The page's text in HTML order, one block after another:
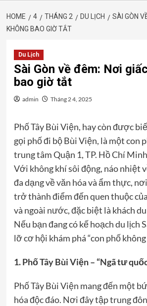
HOME 4 THÁNG 2 DU LỊCH
SÀI GÒN
KHÔNG BAO GIỜ TẮT
Du Lịch
Sài Gòn về đêm: Nơi
bao giờ tắt
admin Tháng 2 4, 2025
Phố Tây Bùi Viện, hay còn được
gọi phố đi bộ Bùi Viện, là một con
trung tâm Quận 1, TP. Hồ Chí Minh
Với không khí sôi động, náo nhiệt
đa dạng về văn hóa và ẩm thực,
trở thành điểm đến quen thuộc
và ngoài nước, đặc biệt là khách
Nếu bạn đang có kế hoạch du lịch
lỡ cơ hội khám phá “con phố không
1. Phố Tây Bùi Viện – “Ngã tư
Phố Tây Bùi Viện mang đến một
hóa độc đáo. Nơi đây tập trung